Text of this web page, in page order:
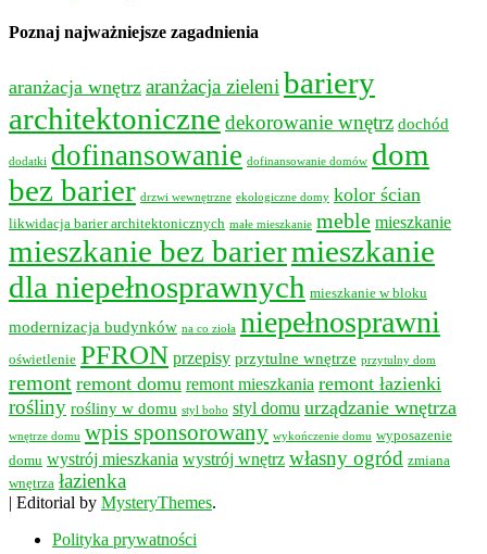
Poznaj najważniejsze zagadnienia
aranżacja wnętrz aranżacja zieleni bariery
architektoniczne dekorowanie wnętrz dochód
dodatki dofinansowanie dofinansowanie domów dom
bez barier drzwi wewnętrzne ekologiczne domy kolor ścian
likwidacja barier architektonicznych małe mieszkanie meble mieszkanie
mieszkanie bez bariermieszkanie
dla niepełnosprawnych mieszkanie w bloku
modernizacja budynków na co zioła niepełnosprawni
oświetlenie PFRON przepisy przytulne wnętrze przytulny dom
remont remont domu remont mieszkania remont łazienki
rośliny rośliny w domu styl boho styl domu urządzanie wnętrza
wnętrze domu wpis sponsorowany wykończenie domu wyposazenie
domu wystrój mieszkania wystrój wnętrz własny ogród zmiana
wnętrza łazienka
| Editorial by MysteryThemes.
Polityka prywatności